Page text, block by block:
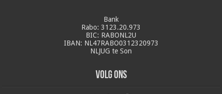
Bank
Rabo: 3123.20.973
BIC: RABONL2U
IBAN: NL47RABO0312320973
NLJUG te Son
Volg ons